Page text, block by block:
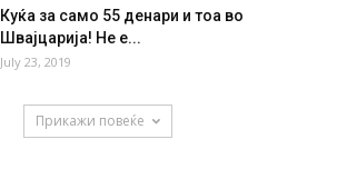
Куќа за само 55 денари и тоа во
Швајцарија! Не е...
July 23, 2019
Прикажи повеќе